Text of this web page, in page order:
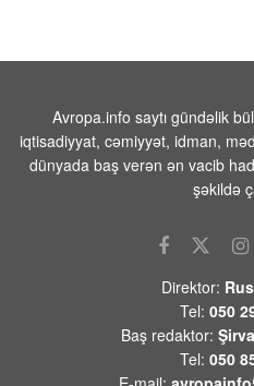
tədarük
07 AVQUST 2026 / 8:17
FAA yüzlərlə
təyyarəsində
07 AVQUST 2026 / 8:07
Hindistanda
nəticəsində
07 AVQUST 2026 / 8:02
Avropa.info saytı gündəlik
iqtisadiyyat, cəmiyyət, idman,
dünyada baş verən ən vacib
şəkildə
Direktor:
Tel: 050
Baş redaktor:
Tel: 050